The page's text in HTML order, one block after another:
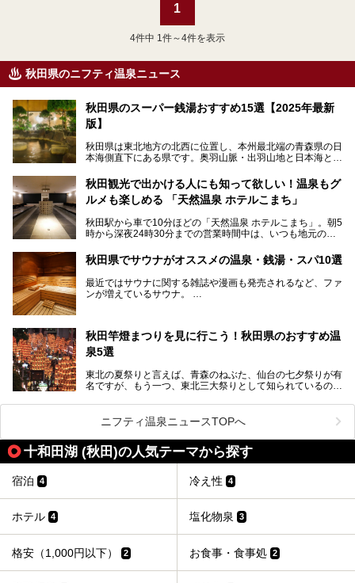
1
4件中 1件～4件を表示
秋田県のニフティ温泉ニュース
秋田県のスーパー銭湯おすすめ15選【2025年最新
版】
秋田県は東北地方の北西に位置し、本州最北端の青森県の日
本海側直下にある県です。奥羽山脈・出羽山地と日本海とい
界自然遺産に登録された白神山地のほか、多くの国立公園・
国定公園を擁しています。
「あきたこまち」に代表される米の生産量は国内第3位。米
ハタハタ・しょっつる（魚醤）といった独特の食材も豊富で
す。
げ」など、全国的に有名な催しも多い秋田県。観光旅行にも
役立つ、県内のおすすめスーパー銭湯＆立ち寄り湯情報をご
紹介します。
秋田観光で出かける人にも知って欲しい！温泉もグ
ルメも楽しめる 「天然温泉 ホテルこまち」
秋田駅から車で10分ほどの「天然温泉 ホテルこまち」。朝5
時から深夜24時30分までの営業時間中は、いつも地元の人
岩盤浴入り放題なのに1泊3,500円からと破格の安さ！
観光にも便利な「天然温泉 ホテルこまち」の魅力をたっぷ
りお届けします。
秋田県でサウナがオススメの温泉・銭湯・スパ10選
最近ではサウナに関する雑誌や漫画も発売されるなど、ファ
ンが増えているサウナ。
こだわりを持つ施設も増えています。
今回はそんな今話題のサウナが楽しめる、秋田県内にあるオ
ススメ温泉・銭湯・スパを10件まとめてご紹介します。
秋田竿燈まつりを見に行こう！秋田県のおすすめ温
泉5選
東北の夏祭りと言えば、青森のねぶた、仙台の七夕祭りが有
名ですが、もう一つ、東北三大祭りとして知られているのが
毎年8月3日から6日に行われる「秋田竿燈まつり」は、たく
さんの提灯をぶらさげた大きな竿燈を「ドッコイショ」の掛
け声にあわせて秋田駅周辺を練り歩きます。
竿燈の数は230本、１万個の提灯がまるで天の川のように連
なり、秋田の夜を照らします。
竿燈まつりを見た後は、秋田の温泉で骨休め。秋田美人を生
ニフティ温泉ニュースTOPへ
十和田湖 (秋田)の人気テーマから探す
宿泊 4 冷え性 4
ホテル 4 塩化物泉 3
格安（1,000円以下） 2 お食事・食事処 2